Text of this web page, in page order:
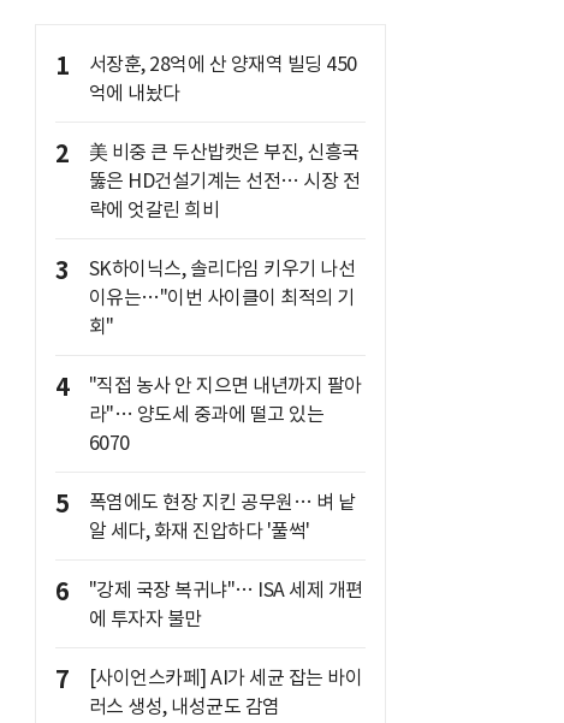
1
서장훈, 28억에 산 양재역 빌딩 450
억에 내놨다
2
美 비중 큰 두산밥캣은 부진, 신흥국
뚫은 HD건설기계는 선전… 시장 전
략에 엇갈린 희비
3
SK하이닉스, 솔리다임 키우기 나선
이유는…"이번 사이클이 최적의 기
회"
4
"직접 농사 안 지으면 내년까지 팔아
라"… 양도세 중과에 떨고 있는
6070
5
폭염에도 현장 지킨 공무원… 벼 낱
알 세다, 화재 진압하다 '풀썩'
6
"강제 국장 복귀냐"… ISA 세제 개편
에 투자자 불만
7
[사이언스카페] AI가 세균 잡는 바이
러스 생성, 내성균도 감염